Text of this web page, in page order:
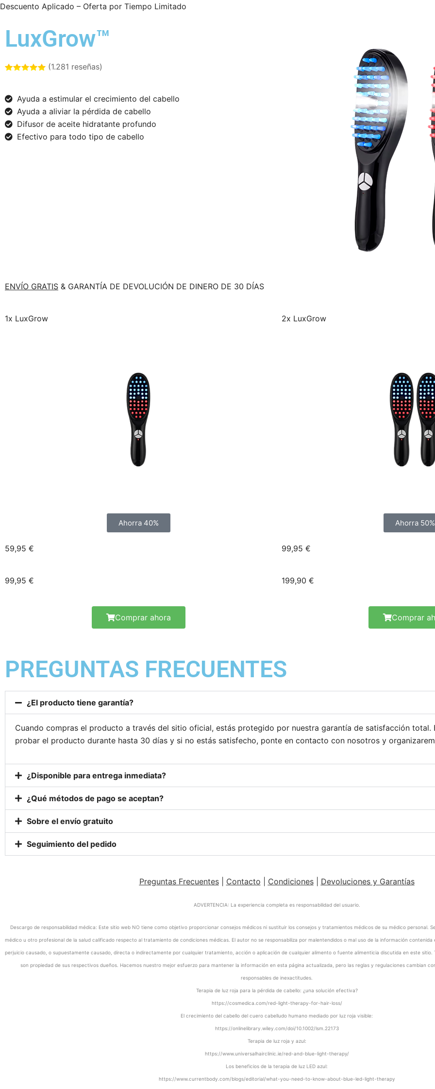
Descuento Aplicado – Oferta por Tiempo Limitado
LuxGrow™
(1.281 reseñas)
Ayuda a estimular el crecimiento del cabello
Ayuda a aliviar la pérdida de cabello
Difusor de aceite hidratante profundo
Efectivo para todo tipo de cabello
ENVÍO GRATIS & GARANTÍA DE DEVOLUCIÓN DE DINERO DE 30 DÍAS
1x LuxGrow
Ahorra 40%
59,95 €
99,95 €
Comprar ahora
2x LuxGrow
Ahorra 50%
99,95 €
199,90 €
Comprar
PREGUNTAS FRECUENTES
¿El producto tiene garantía?
Cuando compras el producto a través del sitio oficial, estás protegido por nuestra garantía de satisfacción total.
probar el producto durante hasta 30 días y si no estás satisfecho, ponte en contacto con nosotros y
¿Disponible para entrega inmediata?
¿Qué métodos de pago se aceptan?
Sobre el envío gratuito
Seguimiento del pedido
Preguntas Frecuentes| Contacto Condiciones| Devoluciones y Garantías
ADVERTENCIA: La experiencia completa es responsabilidad del usuario.
Descargo de responsabilidad médica: Este sitio web NO tiene como objetivo proporcionar consejos médicos ni sustituir los consejos y tratamientos médicos de su médico personal.
médico u otro profesional de la salud calificado respecto al tratamiento de condiciones médicas. El autor no se responsabiliza por malentendidos o mal uso de la información
perjuicio causado, o supuestamente causado, directa o indirectamente por cualquier tratamiento, acción o aplicación de cualquier alimento o fuente alimenticia discutida en este
son propiedad de sus respectivos dueños. Hacemos nuestro mejor esfuerzo para mantener la información en esta página actualizada, pero las reglas y regulaciones cambian
responsables de inexactitudes.
Terapia de luz roja para la pérdida de cabello: ¿una solución efectiva?
https://cosmedica.com/red-light-therapy-for-hair-loss/
El crecimiento del cabello del cuero cabelludo humano mediado por luz roja visible:
https://onlinelibrary.wiley.com/doi/10.1002/lsm.22173
Terapia de luz roja y azul:
https://www.universalhairclinic.ie/red-and-blue-light-therapy/
Los beneficios de la terapia de luz LED azul:
https://www.currentbody.com/blogs/editorial/what-you-need-to-know-about-blue-led-light-therapy